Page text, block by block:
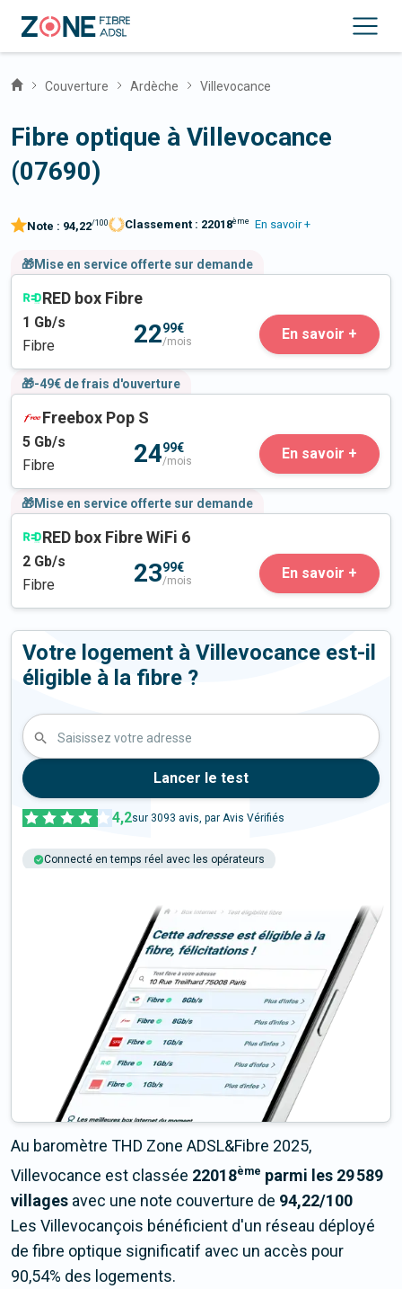
Couverture Ardèche Villevocance
Fibre optique à Villevocance
(07690)
Note : 94,22/100 Classement : 22018ème En savoir +
🎁Mise en service offerte sur demande
RED box Fibre
1 Gb/s
Fibre
2299€
/mois En savoir +
🎁-49€ de frais d'ouverture
Freebox Pop S
5 Gb/s
Fibre
2499€
/mois En savoir +
🎁Mise en service offerte sur demande
RED box Fibre WiFi 6
2 Gb/s
Fibre
2399€
/mois En savoir +
Votre logement à Villevocance est-il
éligible à la fibre ?
Saisissez votre adresse
Lancer le test
4,2sur 3093 avis, par Avis Vérifiés
Connecté en temps réel avec les opérateurs
Au baromètre THD Zone ADSL&Fibre 2025,
Villevocance est classée 22018ème parmi les 29 589
villages avec une note couverture de 94,22/100
Les Villevocançois bénéficient d'un réseau déployé
de fibre optique significatif avec un accès pour
90,54% des logements.